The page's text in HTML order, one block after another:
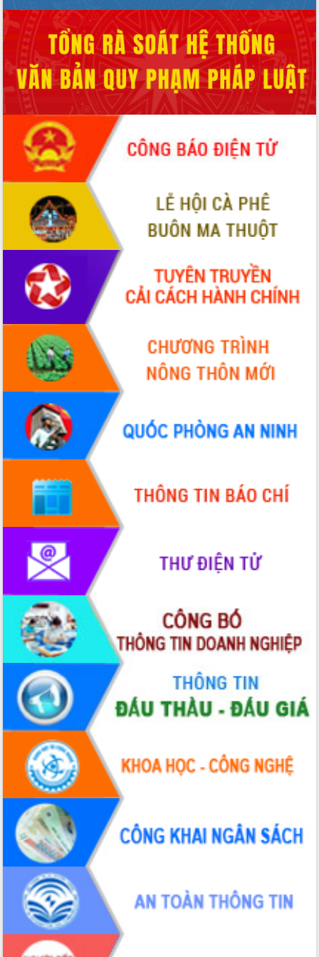
hai con số trong năm 2026
Tổ chức trang trọng Lễ hội Đền thờ
Lương Văn Chánh năm 2026
Phó Bí thư Tỉnh ủy Đắk Lắk Đỗ Hữu
Huy giữ chức Bí thư Đảng ủy Ủy Ban
Nhân dân tỉnh
Bệnh án điện tử thúc đẩy chuyển đổi
số y tế tại Đắk Lắk
Chuyển đổi số thư viện: Mở rộng
không gian tri thức trong thời đại số
Đánh giá, rút kinh nghiệm công tác tổ
chức diễn tập trước ngày bầu cử
Chương trình “Gặp gỡ hữu nghị –
Friendship Meeting New Year 2026”
Bầu cử Quốc hội và HĐND: Cử tri Đắk
Lắk gửi gắm niềm tin, kỳ vọng vào lá
Đắk Lắk sẵn sàng các điều kiện cho
Ngày hội bầu cử đại biểu Quốc hội
khóa XVI và HĐND các cấp nhiệm kỳ
2026-2031
Đảm bảo cuộc bầu cử đại biểu Quốc
hội và đại biểu HĐND các cấp diễn ra
an toàn, hiệu quả, đúng quy định
Thủ tướng Chính phủ Phạm Minh Chính
kiểm tra, chỉ đạo hoàn thành các dự
án cao tốc và thăm khu tái định cư tại
Đắk Lắk
Sôi nổi Hội đua ngựa truyền thống Gò
Thì Thùng mừng Xuân Bính Ngọ 2026
Lãnh đạo tỉnh dâng hương tưởng niệm
tại Đập Đồng Cam đầu Xuân Bính Ngọ
Ngành nông nghiệp phấn đấu tăng
trưởng đạt 5,86% trong năm 2026
UBND tỉnh Đắk Lắk triển khai công tác
quốc phòng, quân sự địa phương năm
Đắk Lắk tập trung toàn lực khắc phục
tồn tại IUU, sẵn sàng làm việc với
Đoàn thanh tra EC
Chủ tịch UBND tỉnh Tạ Anh Tuấn thăm,
chúc mừng các bệnh viện nhân Ngày
Thầy thuốc Việt Nam
Rộn ràng lễ hội truyền thống Sông
nước Đà Nông lần thứ I năm 2026
Kỳ họp Chuyên đề lần thứ Năm, HĐND
tỉnh Đắk Lắk thông qua các nghị quyết
quan trọng
Thống nhất danh sách giới thiệu ứng
cử đại biểu Quốc hội khoá XVI và đại
biểu HĐND tỉnh Đắk Lắk, nhiệm kỳ
2026-2031
Phát động hai phong trào thi đua quan
trọng trong kỷ nguyên mới
Hội nghị lần thứ tư Ban Chỉ đạo công
tác bầu cử tỉnh Đắk Lắk
Hội nghị Báo cáo viên Trung ương
tháng 01/2026
Phó Thủ tướng Hồ Quốc Dũng đánh giá
cao kết quả Chiến dịch Quang Trung
tại Đắk Lắk